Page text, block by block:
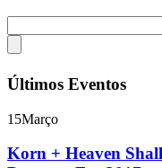
Últimos Eventos
15Março
Korn + Heaven